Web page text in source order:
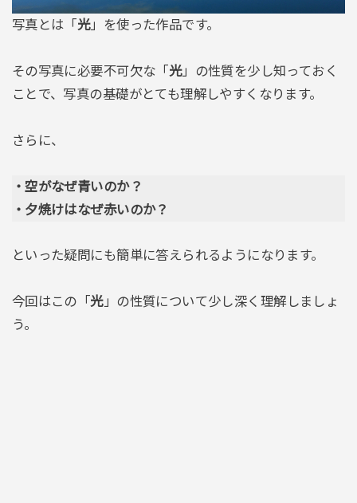
写真とは「光」を使った作品です。
その写真に必要不可欠な「光」の性質を少し知っておく
ことで、写真の基礎がとても理解しやすくなります。
さらに、
・空がなぜ青いのか？
・夕焼けはなぜ赤いのか？
といった疑問にも簡単に答えられるようになります。
今回はこの「光」の性質について少し深く理解しましょ
う。